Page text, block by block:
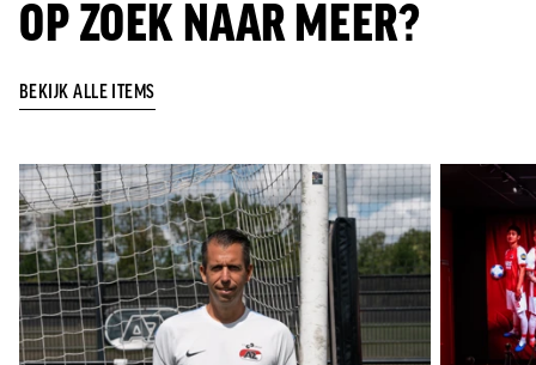
OP ZOEK NAAR MEER?
BEKIJK ALLE ITEMS